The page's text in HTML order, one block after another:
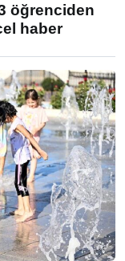
öğrenciden
haber